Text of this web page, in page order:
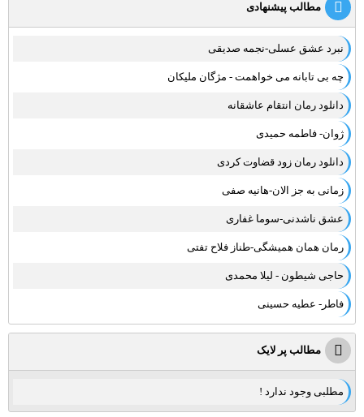
مطالب پیشنهادی
نبرد عشق عسلی-نجمه صدیقی
چه بی تابانه می خواهمت - مژگان ملیکان
دانلود رمان انتقام عاشقانه
ژوان- فاطمه حمیدی
دانلود رمان زود قضاوت کردی
زمانی به جز الان-هانیه صفی
عشق ناشدنی-سوما غفاری
رمان همان همیشگی-طناز فلاح تفتی
حاجی شیطون - لیلا محمدی
فاطر- عطیه حسینی
مطالب پر لایک
مطلبی وجود ندارد !